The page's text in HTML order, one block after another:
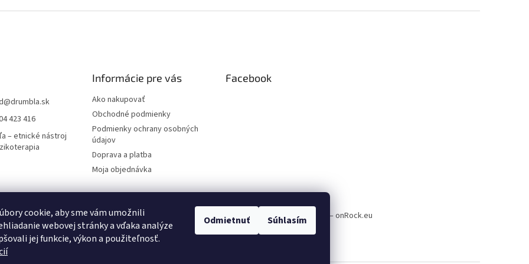
cookie, aby sme vám umožnili
webovej stránky a vďaka analýze
jej funkcie, výkon a použiteľnosť.
Odmietnuť Súhlasím
@drumbla.sk
423 416
– etnické nástroj
Informácie pre vás
Ako nakupovať
Obchodné podmienky
Podmienky ochrany osobných
údajov
Doprava a platba
Moja objednávka
Facebook
pre všetkých Pricemania.sk – Porovnanie cien Dizajn, napojenie a plnenie e-shopov – onRock.eu